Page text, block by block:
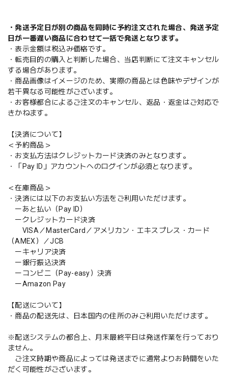
・発送予定日が別の商品を同時に予約注文された場合、発送予定
日が一番遅い商品に合わせて一括で発送となります。
・表示金額は税込み価格です。
・転売目的の購入と判断した場合、当店判断にて注文キャンセル
する場合があります。
・商品画像はイメージのため、実際の商品とは色味やデザインが
若干異なる可能性がございます。
・お客様都合によるご注文のキャンセル、返品・返金はご対応で
きかねます。
【決済について】
＜予約商品＞
・お支払方法はクレジットカード決済のみとなります。
・「Pay ID」アカウントへのログインが必須となります。
＜在庫商品＞
・決済には以下のお支払い方法をご利用いただけます。
ーあと払い（Pay ID）
ークレジットカード決済
VISA／MasterCard／アメリカン・エキスプレス・カード
（AMEX）／JCB
ーキャリア決済
ー銀行振込決済
ーコンビニ（Pay-easy）決済
ーAmazon Pay
【配送について】
・商品の配送先は、日本国内の住所のみご利用いただけます。
※配送システムの都合上、月末最終平日は発送作業を行っており
ません。
ご注文時期や商品によっては発送までに通常よりお時間をいた
だく可能性がございます。